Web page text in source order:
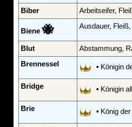
Biber
Arbeitseifer,
Biene 🐝 Ausdauer,
Blut Abstammung,
Brennessel
▪ Königin
Bridge ▪ Königin
Brie ▪ König